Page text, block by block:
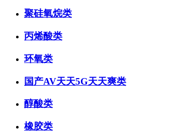
聚硅氧烷类
丙烯酸类
环氧类
国产AV天天5G天天爽类
醇酸类
橡胶类